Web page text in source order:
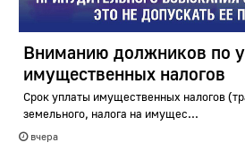
Вниманию должников по
имущественных налогов
Срок уплаты имущественных налогов
земельного, налога на имущес...
вчера